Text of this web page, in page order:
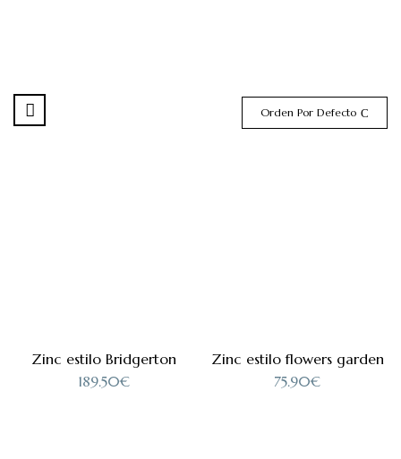
Orden Por Defecto
Zinc estilo Bridgerton
189.50€
Zinc estilo flowers garden
75.90€